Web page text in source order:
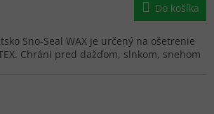
Do košíka
Sno-Seal WAX je určený na ošetrenie
Chráni pred dažďom, slnkom, snehom